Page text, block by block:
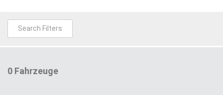
Search Filters
0 Fahrzeuge